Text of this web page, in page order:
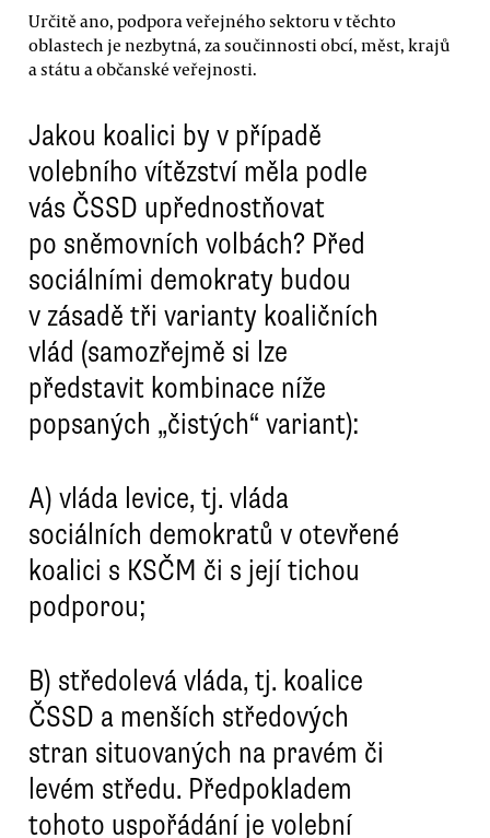
Určitě ano, podpora veřejného sektoru v těchto
oblastech je nezbytná, za součinnosti obcí, měst, krajů
a státu a občanské veřejnosti.
Jakou koalici by v případě
volebního vítězství měla podle
vás ČSSD upřednostňovat
po sněmovních volbách? Před
sociálními demokraty budou
v zásadě tři varianty koaličních
vlád (samozřejmě si lze
představit kombinace níže
popsaných „čistých“ variant):
A) vláda levice, tj. vláda
sociálních demokratů v otevřené
koalici s KSČM či s její tichou
podporou;
B) středolevá vláda, tj. koalice
ČSSD a menších středových
stran situovaných na pravém či
levém středu. Předpokladem
tohoto uspořádání je volební